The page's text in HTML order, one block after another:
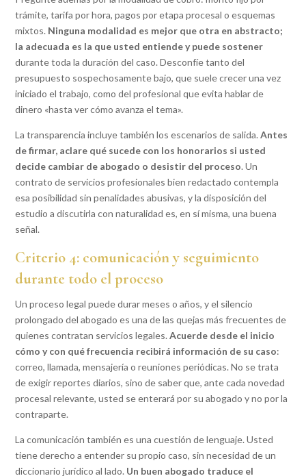
trámite, tarifa por hora, pagos por etapa procesal o esquemas
mixtos. Ninguna modalidad es mejor que otra en abstracto;
la adecuada es la que usted entiende y puede sostener
durante toda la duración del caso. Desconfíe tanto del
presupuesto sospechosamente bajo, que suele crecer una vez
iniciado el trabajo, como del profesional que evita hablar de
dinero «hasta ver cómo avanza el tema».
La transparencia incluye también los escenarios de salida.Antes
de firmar, aclare qué sucede con los honorarios si usted
decide cambiar de abogado o desistir del proceso. Un
contrato de servicios profesionales bien redactado contempla
esa posibilidad sin penalidades abusivas, y la disposición del
estudio a discutirla con naturalidad es, en sí misma, una buena
señal.
Criterio 4: comunicación y seguimiento
durante todo el proceso
Un proceso legal puede durar meses o años, y el silencio
prolongado del abogado es una de las quejas más frecuentes de
quienes contratan servicios legales.Acuerde desde el inicio
cómo y con qué frecuencia recibirá información de su caso:
correo, llamada, mensajería o reuniones periódicas. No se trata
de exigir reportes diarios, sino de saber que, ante cada novedad
procesal relevante, usted se enterará por su abogado y no por la
contraparte.
La comunicación también es una cuestión de lenguaje. Usted
tiene derecho a entender su propio caso, sin necesidad de un
diccionario jurídico al lado. Un buen abogado traduce el